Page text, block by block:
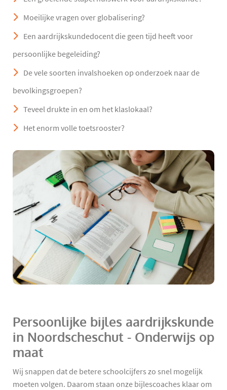
Moeilijke vragen over globalisering?
Een aardrijkskundedocent die geen tijd heeft voor
persoonlijke begeleiding?
De vele soorten invalshoeken op onderzoek naar de
bevolkingsgroepen?
Teveel drukte in en om het klaslokaal?
Het enorm volle toetsrooster?
Persoonlijke bijles aardrijkskunde
in Noordscheschut - Onderwijs op
maat
Wij snappen dat de betere schoolcijfers zo snel mogelijk
moeten volgen. Daarom staan onze bijlescoaches klaar om